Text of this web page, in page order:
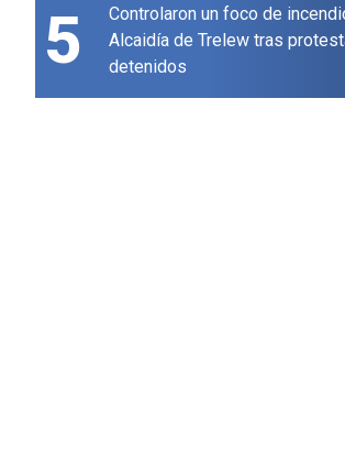
5
Controlaron un foco de
Alcaidía de Trelew tras
detenidos